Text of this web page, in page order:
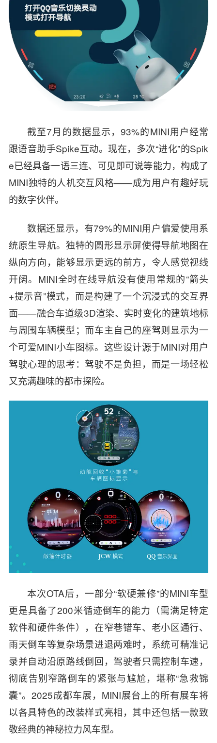
截至7月的数据显示，93%的MINI用户经常
跟语音助手Spike互动。现在，多次“进化”的Spik
e已经具备一语三连、可见即可说等能力，构成了
MINI独特的人机交互风格——成为用户有趣好玩
的数字伙伴。
数据还显示，有79%的MINI用户偏爱使用系
统原生导航。独特的圆形显示屏使得导航地图在
纵向方向，能够显示更远的前方，令人感觉视线
开阔。MINI全时在线导航没有使用常规的“箭头
+提示音”模式，而是构建了一个沉浸式的交互界
面——融合车道级3D渲染、实时变化的建筑地标
与周围车辆模型；而车主自己的座驾则显示为一
个可爱MINI小车图标。这些设计源于MINI对用户
驾驶心理的思考：驾驶不是负担，而是一场轻松
又充满趣味的都市探险。
本次OTA后，一部分“软硬兼修”的MINI车型
更是具备了200米循迹倒车的能力（需满足特定
软件和硬件条件），在窄巷错车、老小区通行、
雨天倒车等复杂场景进退两难时，系统可精准记
录并自动沿原路线倒回，驾驶者只需控制车速，
彻底告别窄路倒车的紧张与尴尬，堪称“急救锦
囊”。2025成都车展，MINI展台上的所有展车将
以各具特色的改装样式亮相，其中还包括一款致
敬经典的神秘拉力风车型。